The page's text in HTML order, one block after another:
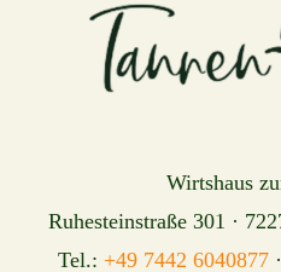
Wirtshaus
Ruhesteinstraße 301 ·
Tel.: +49 7442 6040877